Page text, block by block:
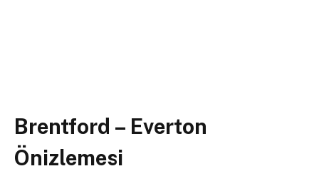
Brentford – Everton
Önizlemesi